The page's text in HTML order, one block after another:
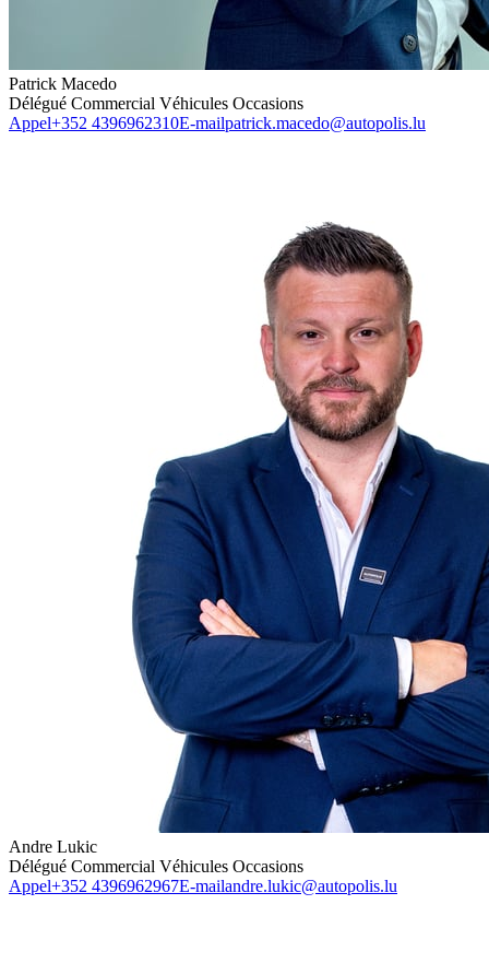
Patrick Macedo
Délégué Commercial Véhicules Occasions
Appel+352 4396962310E-mailpatrick.macedo@autopolis.lu
Andre Lukic
Délégué Commercial Véhicules Occasions
Appel+352 4396962967E-mailandre.lukic@autopolis.lu